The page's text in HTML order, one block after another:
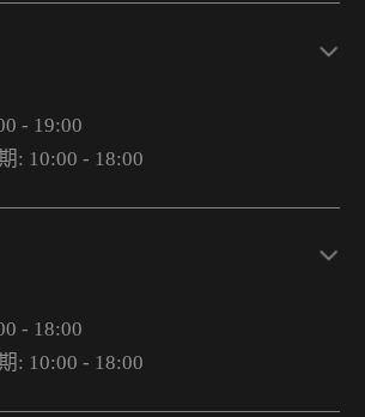
- 19:00
: 10:00 - 18:00
- 18:00
: 10:00 - 18:00